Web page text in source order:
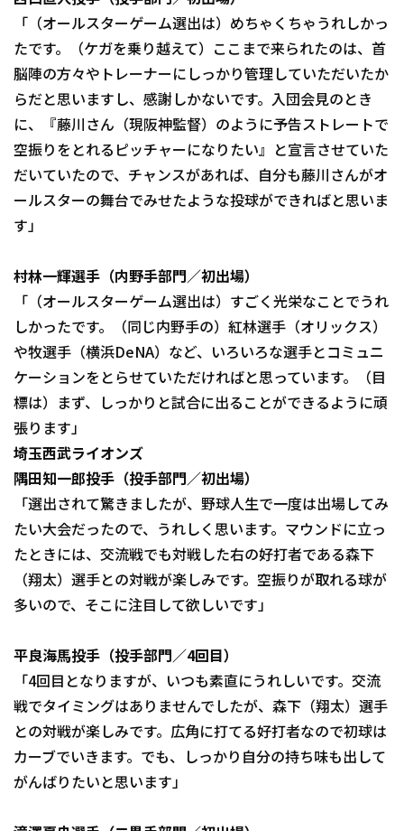
運営会社 （別ウィンドウで開く） よくある質問
特定商取引法の表示 アルバイト募集 （別ウィンドウで開く
「（オールスターゲーム選出は）めちゃくちゃうれしかっ
たです。（ケガを乗り越えて）ここまで来られたのは、首
脳陣の方々やトレーナーにしっかり管理していただいたか
らだと思いますし、感謝しかないです。入団会見のとき
に、『藤川さん（現阪神監督）のように予告ストレートで
空振りをとれるピッチャーになりたい』と宣言させていた
だいていたので、チャンスがあれば、自分も藤川さんがオ
ールスターの舞台でみせたような投球ができればと思いま
す」
村林一輝選手（内野手部門／初出場）
「（オールスターゲーム選出は）すごく光栄なことでうれ
しかったです。（同じ内野手の）紅林選手（オリックス）
や牧選手（横浜DeNA）など、いろいろな選手とコミュニ
ケーションをとらせていただければと思っています。（目
標は）まず、しっかりと試合に出ることができるように頑
張ります」
埼玉西武ライオンズ
隅田知一郎投手（投手部門／初出場）
「選出されて驚きましたが、野球人生で一度は出場してみ
たい大会だったので、うれしく思います。マウンドに立っ
たときには、交流戦でも対戦した右の好打者である森下
（翔太）選手との対戦が楽しみです。空振りが取れる球が
多いので、そこに注目して欲しいです」
平良海馬投手（投手部門／4回目）
「4回目となりますが、いつも素直にうれしいです。交流
戦でタイミングはありませんでしたが、森下（翔太）選手
との対戦が楽しみです。広角に打てる好打者なので初球は
カーブでいきます。でも、しっかり自分の持ち味も出して
がんばりたいと思います」